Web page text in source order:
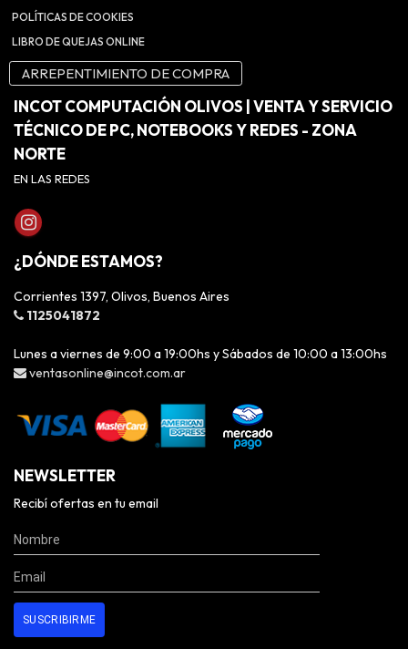
POLÍTICAS DE COOKIES
LIBRO DE QUEJAS ONLINE
ARREPENTIMIENTO DE COMPRA
INCOT COMPUTACIÓN OLIVOS | VENTA Y SERVICIO
TÉCNICO DE PC, NOTEBOOKS Y REDES - ZONA
NORTE
EN LAS REDES
¿DÓNDE ESTAMOS?
Corrientes 1397, Olivos, Buenos Aires
1125041872
Lunes a viernes de 9:00 a 19:00hs y Sábados de 10:00 a 13:00hs
ventasonline@incot.com.ar
NEWSLETTER
Recibí ofertas en tu email